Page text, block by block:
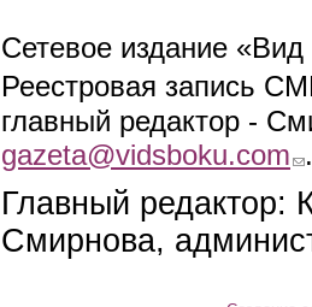
Сетевое издание
Реестровая запись
главный редактор -
gazeta@vidsboku.com
Главный редактор:
Смирнова,